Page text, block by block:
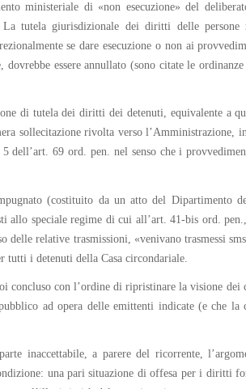
ministeriale di «non esecuzione» del
tutela giurisdizionale dei diritti delle persone
se dare esecuzione o non ai
essere annullato (sono citate le
di tutela dei diritti dei detenuti, equivalente a
sollecitazione rivolta verso l’Amministrazione,
dell’art. 69 ord. pen. nel senso che i
(costituito da un atto del Dipartimento
allo speciale regime di cui all’art. 41-bis ord.
relative trasmissioni, «venivano trasmessi
tutti i detenuti della Casa circondariale.
concluso con l’ordine di ripristinare la visione dei
ad opera delle emittenti indicate (e che la
inaccettabile, a parere del ricorrente,
una pari situazione di offesa per i diritti